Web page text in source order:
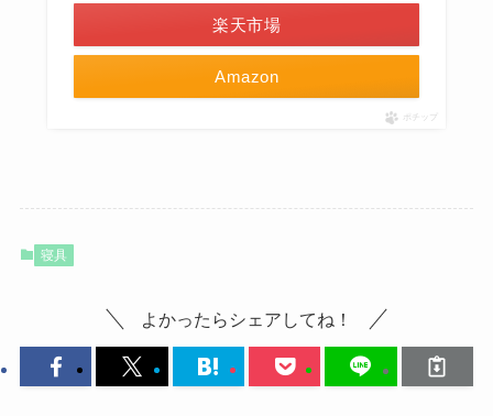
Amazon
楽天市場
ポチップ
寝具
よかったらシェアしてね！